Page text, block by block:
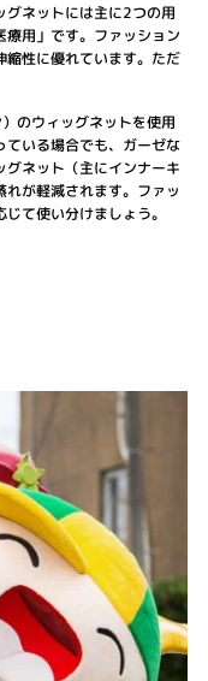
グネットには主に2つの用
用」です。ファッション
縮性に優れています。ただ
のウィッグネットを使用
ている場合でも、ガーゼな
ネット（主にインナーキ
が軽減されます。ファッ
て使い分けましょう。